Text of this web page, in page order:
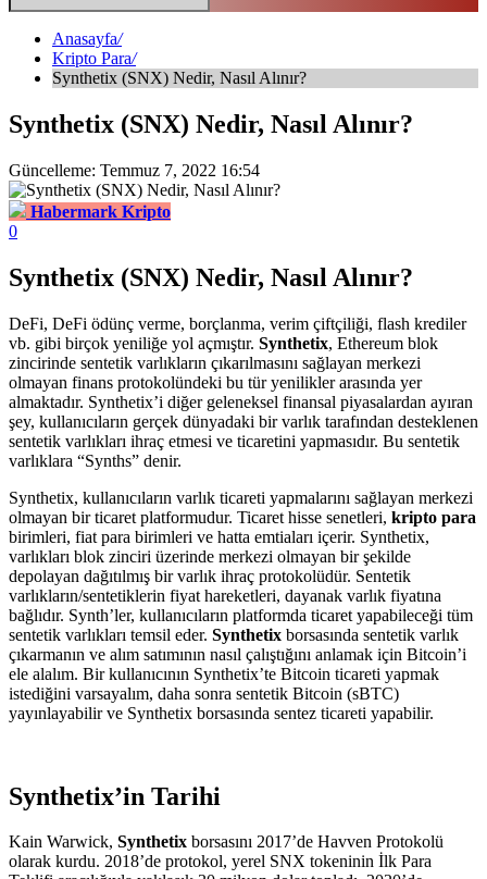
Anasayfa/
Kripto Para/
Synthetix (SNX) Nedir, Nasıl Alınır?
Synthetix (SNX) Nedir, Nasıl Alınır?
Güncelleme: Temmuz 7, 2022 16:54
Habermark Kripto
0
Synthetix (SNX) Nedir, Nasıl Alınır?
DeFi, DeFi ödünç verme, borçlanma, verim çiftçiliği, flash krediler
vb. gibi birçok yeniliğe yol açmıştır. Synthetix, Ethereum blok
zincirinde sentetik varlıkların çıkarılmasını sağlayan merkezi
olmayan finans protokolündeki bu tür yenilikler arasında yer
almaktadır. Synthetix’i diğer geleneksel finansal piyasalardan ayıran
şey, kullanıcıların gerçek dünyadaki bir varlık tarafından desteklenen
sentetik varlıkları ihraç etmesi ve ticaretini yapmasıdır. Bu sentetik
varlıklara “Synths” denir.
Synthetix, kullanıcıların varlık ticareti yapmalarını sağlayan merkezi
olmayan bir ticaret platformudur. Ticaret hisse senetleri, kripto para
birimleri, fiat para birimleri ve hatta emtiaları içerir. Synthetix,
varlıkları blok zinciri üzerinde merkezi olmayan bir şekilde
depolayan dağıtılmış bir varlık ihraç protokolüdür. Sentetik
varlıkların/sentetiklerin fiyat hareketleri, dayanak varlık fiyatına
bağlıdır. Synth’ler, kullanıcıların platformda ticaret yapabileceği tüm
sentetik varlıkları temsil eder. Synthetix borsasında sentetik varlık
çıkarmanın ve alım satımının nasıl çalıştığını anlamak için Bitcoin’i
ele alalım. Bir kullanıcının Synthetix’te Bitcoin ticareti yapmak
istediğini varsayalım, daha sonra sentetik Bitcoin (sBTC)
yayınlayabilir ve Synthetix borsasında sentez ticareti yapabilir.
Synthetix’in Tarihi
Kain Warwick, Synthetix borsasını 2017’de Havven Protokolü
olarak kurdu. 2018’de protokol, yerel SNX tokeninin İlk Para